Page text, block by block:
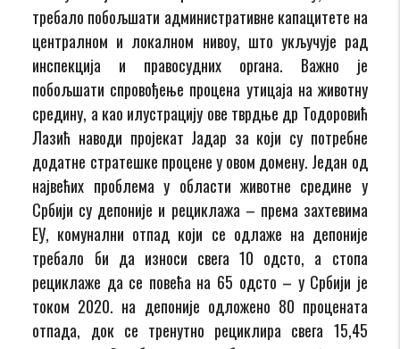
требало побољшати административне капацитете на
централном и локалном нивоу, што укључује рад
инспекција и правосудних органа. Важно је
побољшати спровођење процена утицаја на животну
средину, а као илустрацију ове тврдње др Тодоровић
Лазић наводи пројекат Јадар за који су потребне
додатне стратешке процене у овом домену. Један од
највећих проблема у области животне средине у
Србији су депоније и рециклажа – према захтевима
ЕУ, комунални отпад који се одлаже на депоније
требало би да износи свега 10 одсто, а стопа
рециклаже да се повећа на 65 одсто – у Србији је
током 2020. на депоније одложено 80 процената
отпада, док се тренутно рециклира свега 15,45